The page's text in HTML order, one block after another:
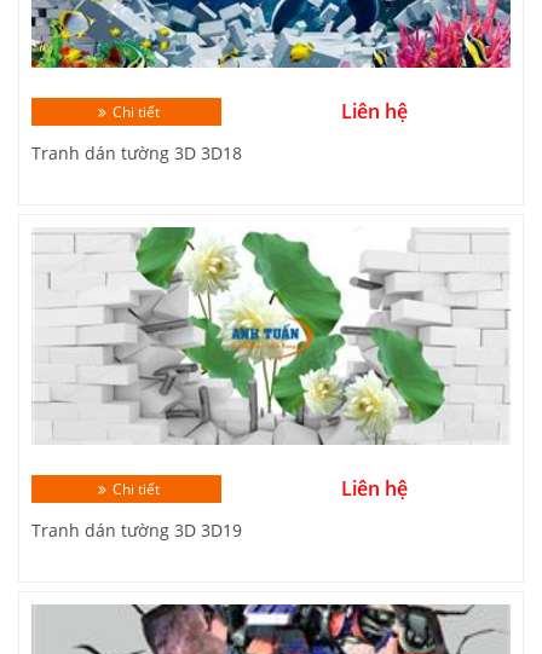
Chi tiết Liên hệ
Tranh dán tường 3D 3D18
Chi tiết Liên hệ
Tranh dán tường 3D 3D19